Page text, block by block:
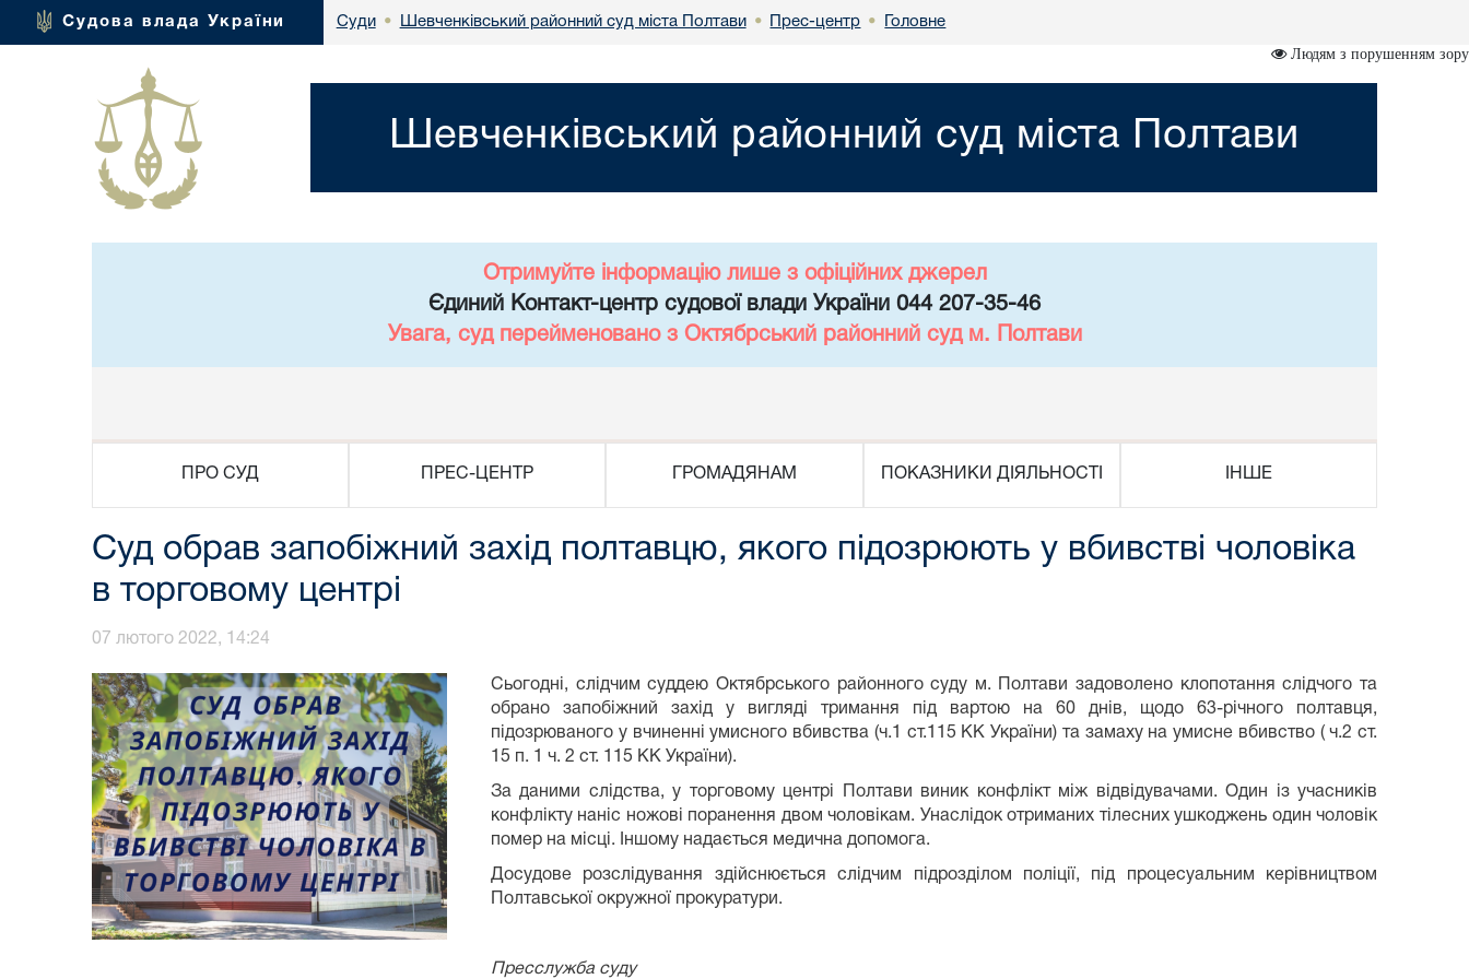
Судова влада України Суди • Шевченківський районний суд міста Полтави • Прес-центр • Головне
Людям з порушенням зору
Шевченківський районний суд міста Полтави
Отримуйте інформацію лише з офіційних джерел
Єдиний Контакт-центр судової влади України 044 207-35-46
Увага, суд перейменовано з Октябрський районний суд м. Полтави
ПРО СУД ПРЕС-ЦЕНТР ГРОМАДЯНАМ ПОКАЗНИКИ ДІЯЛЬНОСТІ ІНШЕ
Суд обрав запобіжний захід полтавцю, якого підозрюють у вбивстві чоловіка
в торговому центрі
07 лютого 2022, 14:24
Сьогодні, слідчим суддею Октябрського районного суду м. Полтави задоволено клопотання слідчого та
обрано запобіжний захід у вигляді тримання під вартою на 60 днів, щодо 63-річного полтавця,
підозрюваного у вчиненні умисного вбивства (ч.1 ст.115 КК України) та замаху на умисне вбивство ( ч.2 ст.
15 п. 1 ч. 2 ст. 115 КК України).
За даними слідства, у торговому центрі Полтави виник конфлікт між відвідувачами. Один із учасників
конфлікту наніс ножові поранення двом чоловікам. Унаслідок отриманих тілесних ушкоджень один чоловік
помер на місці. Іншому надається медична допомога.
Досудове розслідування здійснюється слідчим підрозділом поліції, під процесуальним керівництвом
Полтавської окружної прокуратури.
Пресслужба суду